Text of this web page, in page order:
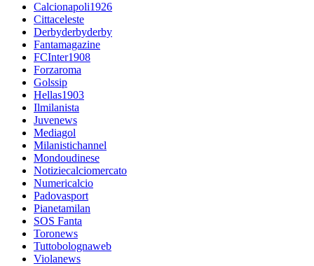
Calcionapoli1926
Cittaceleste
Derbyderbyderby
Fantamagazine
FCInter1908
Forzaroma
Golssip
Hellas1903
Ilmilanista
Juvenews
Mediagol
Milanistichannel
Mondoudinese
Notiziecalciomercato
Numericalcio
Padovasport
Pianetamilan
SOS Fanta
Toronews
Tuttobolognaweb
Violanews